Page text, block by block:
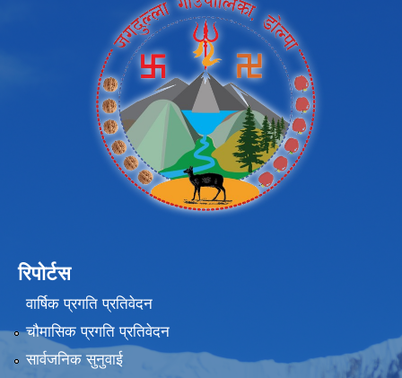
रिपोर्टस
वार्षिक प्रगति प्रतिवेदन
चौमासिक प्रगति प्रतिवेदन
सार्वजनिक सुनुवाई